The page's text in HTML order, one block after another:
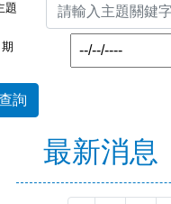
題
詢
最新消息